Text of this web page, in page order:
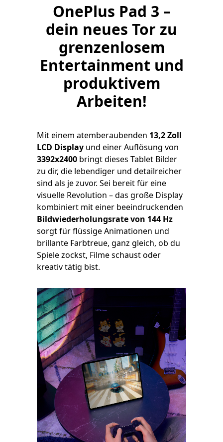
OnePlus Pad 3 –
dein neues Tor zu
grenzenlosem
Entertainment und
produktivem
Arbeiten!
Mit einem atemberaubenden 13,2 Zoll
LCD Display und einer Auflösung von
3392x2400 bringt dieses Tablet Bilder
zu dir, die lebendiger und detailreicher
sind als je zuvor. Sei bereit für eine
visuelle Revolution – das große Display
kombiniert mit einer beeindruckenden
Bildwiederholungsrate von 144 Hz
sorgt für flüssige Animationen und
brillante Farbtreue, ganz gleich, ob du
Spiele zockst, Filme schaust oder
kreativ tätig bist.